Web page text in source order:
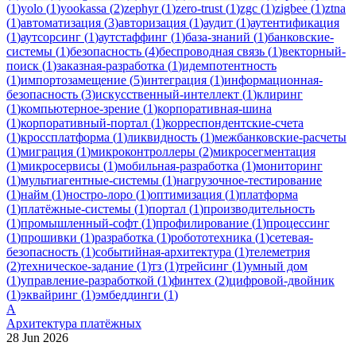
(1)yolo (1)yookassa (2)zephyr(1)zero-trust (1)zgc (1)zigbee (1)ztna
(1)автоматизация (3)авторизация (1)аудит (1)аутентификация
(1)аутсорсинг (1)аутстаффинг (1)база-знаний (1)банковские-
системы (1)безопасность (4)беспроводная связь (1)векторный-
поиск (1)заказная-разработка (1)идемпотентность
(1)импортозамещение (5)интеграция (1)информационная-
безопасность (3)искусственный-интеллект (1)клиринг
(1)компьютерное-зрение (1)корпоративная-шина
(1)корпоративный-портал (1)корреспондентские-счета
(1)кроссплатформа (1)ликвидность (1)межбанковские-расчеты
(1)миграция (1)микроконтроллеры (2)микросегментация
(1)микросервисы (1)мобильная-разработка (1)мониторинг
(1)мультиагентные-системы (1)нагрузочное-тестирование
(1)найм (1)ностро-лоро (1)оптимизация (1)платформа
(1)платёжные-системы (1)портал (1)производительность
(1)промышленный-софт (1)профилирование (1)процессинг
(1)прошивки (1)разработка (1)робототехника (1)сетевая-
безопасность (1)событийная-архитектура (1)телеметрия
(2)техническое-задание (1)тз (1)трейсинг (1)умный дом
(1)управление-разработкой (1)финтех (2)цифровой-двойник
(1)эквайринг (1)эмбеддинги (1)
А
Архитектура платёжных
28 Jun 2026